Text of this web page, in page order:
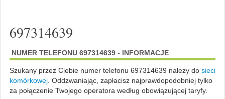
697314639
NUMER TELEFONU 697314639 - INFORMACJE
Szukany przez Ciebie numer telefonu 697314639 należy do sieci
komórkowej. Oddzwaniając, zapłacisz najprawdopodobniej tylko
za połączenie Twojego operatora według obowiązującej taryfy.